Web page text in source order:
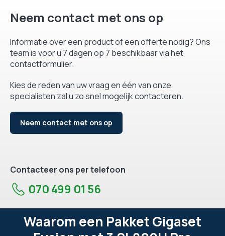
Neem contact met ons op
Informatie over een product of een offerte nodig? Ons
team is voor u 7 dagen op 7 beschikbaar via het
contactformulier.
Kies de reden van uw vraag en één van onze
specialisten zal u zo snel mogelijk contacteren.
Neem contact met ons op
Contacteer ons per telefoon
070 499 01 56
Waarom een Pakket Gigaset